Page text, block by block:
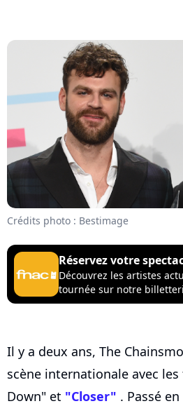
Crédits photo : Bestimage
Réservez votre
Découvrez les artistes
tournée sur notre
Il y a deux ans, The
scène internationale avec
Down" et "Closer" . Passé